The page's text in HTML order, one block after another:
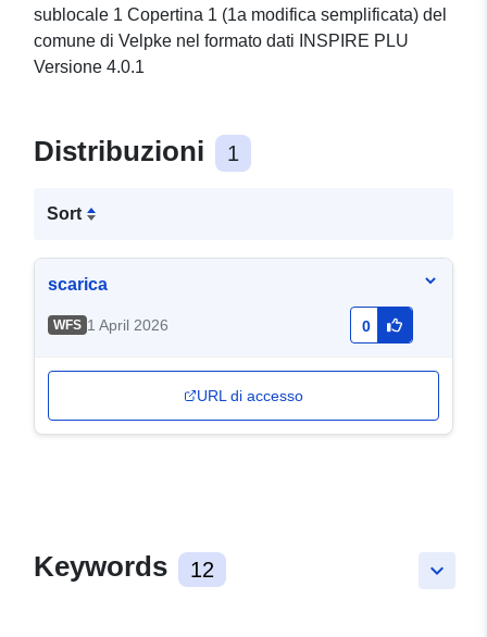
sublocale 1 Copertina 1 (1a modifica semplificata) del
comune di Velpke nel formato dati INSPIRE PLU
Versione 4.0.1
Distribuzioni 1
Sort
scarica
WFS 1 April 2026 0
URL di accesso
keyboard_arrow_down
Keywords 12